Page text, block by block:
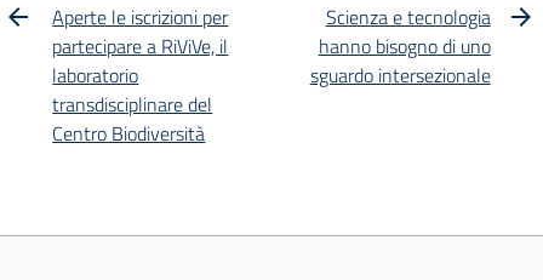
Aperte le iscrizioni per
partecipare a RiViVe, il
laboratorio
transdisciplinare del
Centro Biodiversità
Scienza e tecnologia
hanno bisogno di uno
sguardo intersezionale